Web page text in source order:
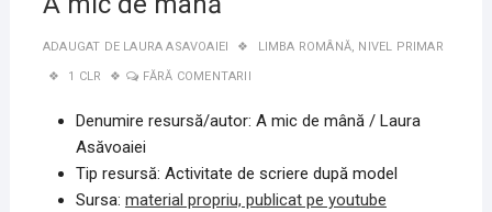
ADAUGAT DE LAURA ASAVOAIEI LIMBA ROMÂNĂ, NIVEL PRIMAR
1 CLR FĂRĂ COMENTARII
Denumire resursă/autor: A mic de mână / Laura
Asăvoaiei
Tip resursă: Activitate de scriere după model
Sursa: material propriu, publicat pe youtube